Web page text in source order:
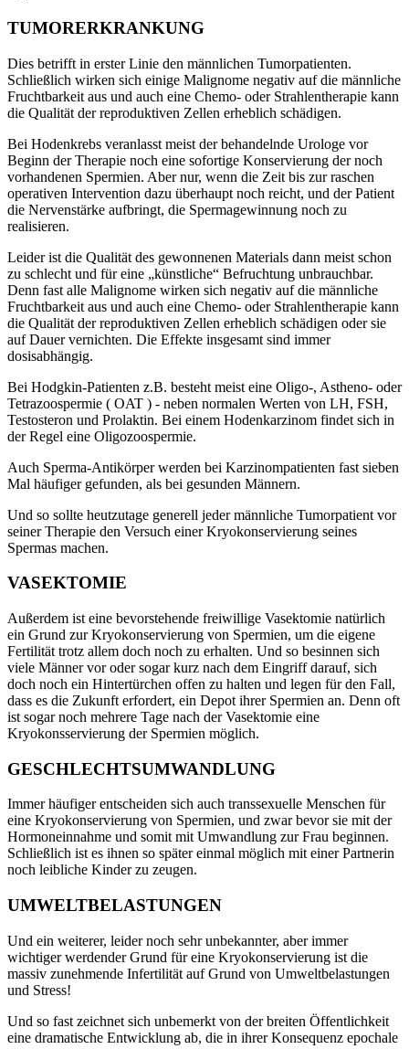
TUMORERKRANKUNG
Dies betrifft in erster Linie den männlichen Tumorpatienten.
Schließlich wirken sich einige Malignome negativ auf die männliche
Fruchtbarkeit aus und auch eine Chemo- oder Strahlentherapie kann
die Qualität der reproduktiven Zellen erheblich schädigen.
Bei Hodenkrebs veranlasst meist der behandelnde Urologe vor
Beginn der Therapie noch eine sofortige Konservierung der noch
vorhandenen Spermien. Aber nur, wenn die Zeit bis zur raschen
operativen Intervention dazu überhaupt noch reicht, und der Patient
die Nervenstärke aufbringt, die Spermagewinnung noch zu
realisieren.
Leider ist die Qualität des gewonnenen Materials dann meist schon
zu schlecht und für eine „künstliche“ Befruchtung unbrauchbar.
Denn fast alle Malignome wirken sich negativ auf die männliche
Fruchtbarkeit aus und auch eine Chemo- oder Strahlentherapie kann
die Qualität der reproduktiven Zellen erheblich schädigen oder sie
auf Dauer vernichten. Die Effekte insgesamt sind immer
dosisabhängig.
Bei Hodgkin-Patienten z.B. besteht meist eine Oligo-, Astheno- oder
Tetrazoospermie ( OAT ) - neben normalen Werten von LH, FSH,
Testosteron und Prolaktin. Bei einem Hodenkarzinom findet sich in
der Regel eine Oligozoospermie.
Auch Sperma-Antikörper werden bei Karzinompatienten fast sieben
Mal häufiger gefunden, als bei gesunden Männern.
Und so sollte heutzutage generell jeder männliche Tumorpatient vor
seiner Therapie den Versuch einer Kryokonservierung seines
Spermas machen.
VASEKTOMIE
Außerdem ist eine bevorstehende freiwillige Vasektomie natürlich
ein Grund zur Kryokonservierung von Spermien, um die eigene
Fertilität trotz allem doch noch zu erhalten. Und so besinnen sich
viele Männer vor oder sogar kurz nach dem Eingriff darauf, sich
doch noch ein Hintertürchen offen zu halten und legen für den Fall,
dass es die Zukunft erfordert, ein Depot ihrer Spermien an. Denn oft
ist sogar noch mehrere Tage nach der Vasektomie eine
Kryokonsservierung der Spermien möglich.
GESCHLECHTSUMWANDLUNG
Immer häufiger entscheiden sich auch transsexuelle Menschen für
eine Kryokonservierung von Spermien, und zwar bevor sie mit der
Hormoneinnahme und somit mit Umwandlung zur Frau beginnen.
Schließlich ist es ihnen so später einmal möglich mit einer Partnerin
noch leibliche Kinder zu zeugen.
UMWELTBELASTUNGEN
Und ein weiterer, leider noch sehr unbekannter, aber immer
wichtiger werdender Grund für eine Kryokonservierung ist die
massiv zunehmende Infertilität auf Grund von Umweltbelastungen
und Stress!
Und so fast zeichnet sich unbemerkt von der breiten Öffentlichkeit
eine dramatische Entwicklung ab, die in ihrer Konsequenz epochale